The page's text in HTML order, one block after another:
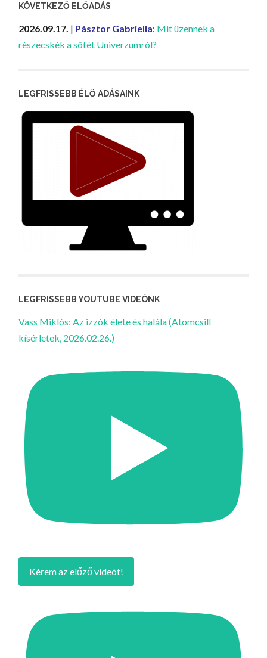
KÖVETKEZŐ ELŐADÁS
2026.09.17. | Pásztor Gabriella: Mit üzennek a
részecskék a sötét Univerzumról?
LEGFRISSEBB ÉLŐ ADÁSAINK
LEGFRISSEBB YOUTUBE VIDEÓNK
Vass Miklós: Az izzók élete és halála (Atomcsill
kísérletek, 2026.02.26.)
Kérem az előző videót!